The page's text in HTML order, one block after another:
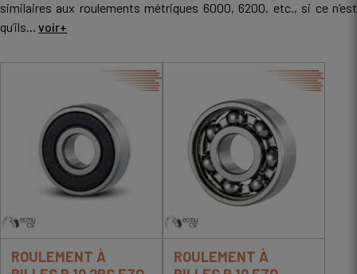
similaires aux roulements métriques 6000, 6200, etc., si ce n’est
qu’ils... voir+
ROULEMENT À
ROULEMENT À